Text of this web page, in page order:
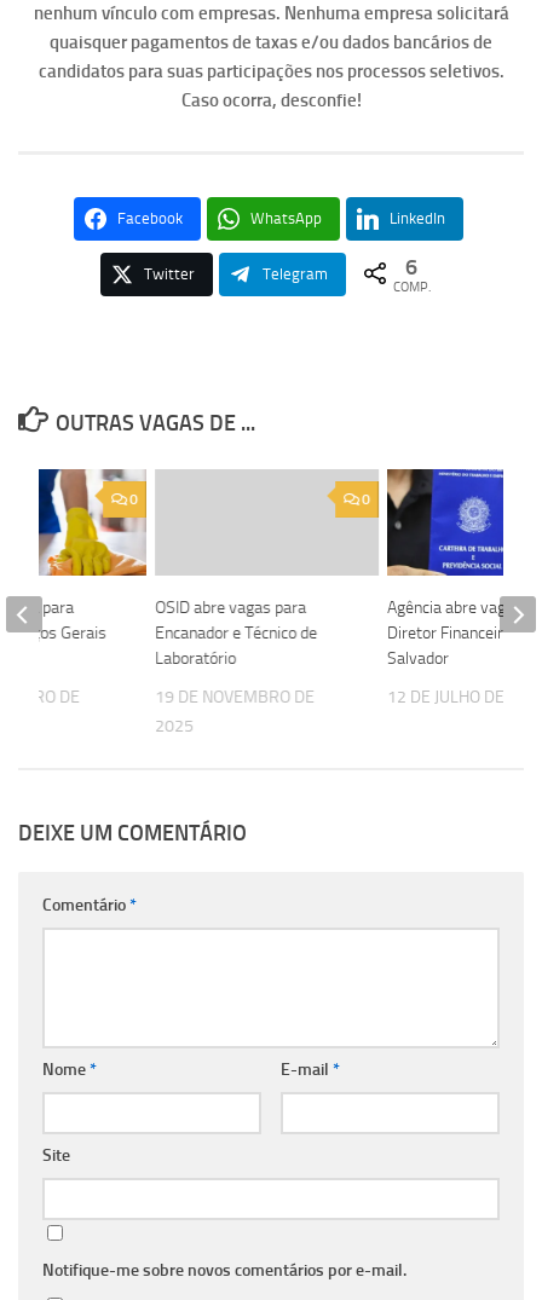
nenhum vínculo com empresas. Nenhuma empresa solicitará
quaisquer pagamentos de taxas e/ou dados bancários de
candidatos para suas participações nos processos seletivos.
Caso ocorra, desconfie!
Facebook WhatsApp LinkedIn
Twitter Telegram 6
COMP.
OUTRAS VAGAS DE ...
0
OSID abre vagas para
Encanador e Técnico de
Laboratório
19 DE NOVEMBRO DE
2025
Agência abre vaga
Diretor Financeiro em
Salvador
12 DE JULHO DE
0
para
Gerais
DE
DEIXE UM COMENTÁRIO
Comentário*
Nome* E-mail *
Site
Notifique-me sobre novos comentários por e-mail.